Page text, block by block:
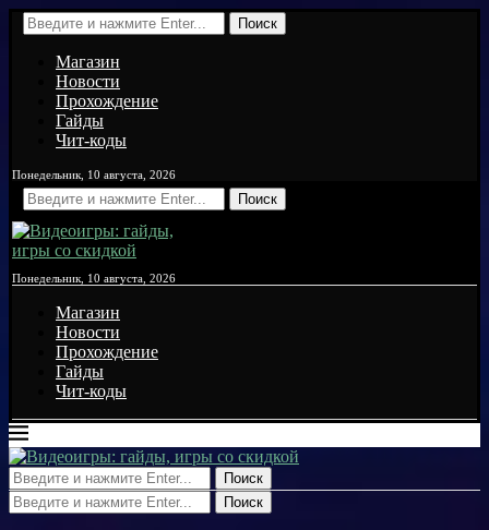
Поиск
Магазин
Новости
Прохождение
Гайды
Чит-коды
Понедельник, 10 августа, 2026
Поиск
Понедельник, 10 августа, 2026
Магазин
Новости
Прохождение
Гайды
Чит-коды
Поиск
Поиск